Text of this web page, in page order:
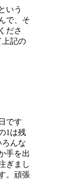
いう
で、そ
ださ
上記の
です
1は残
んな
手を出
ぎまし
。頑張